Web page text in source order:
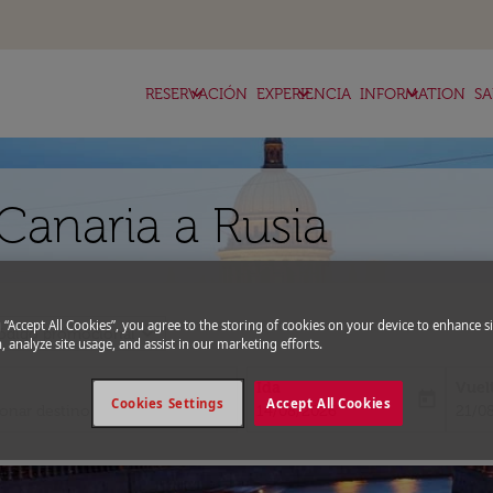
RESERVACIÓN
keyboard_arrow_down EXPERIENCIA
keyboard_arrow_down INFORMATION
keyboard_arrow_down
a Rusia
promocionalexpand_more
fc-booking-departure-date-aria-
14/08/2026
fc-
“Accept All Cookies”, you agree to the storing of cookies on your device to enhance
analyze site usage, and assist in our marketing efforts.
Accept All Cookies
Cookies Settings